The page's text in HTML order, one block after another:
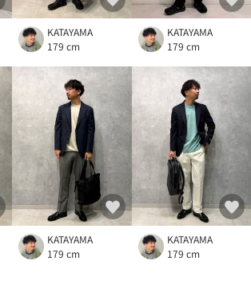
KATAYAMA
179 cm
KATAYAMA
179 cm
KATAYAMA
179 cm
KATAYAMA
179 cm